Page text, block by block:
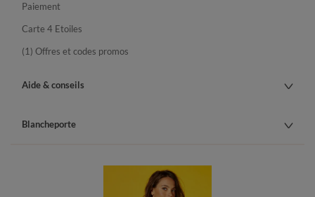
Paiement
Carte 4 Etoiles
(1) Offres et codes promos
Aide & conseils
Blancheporte